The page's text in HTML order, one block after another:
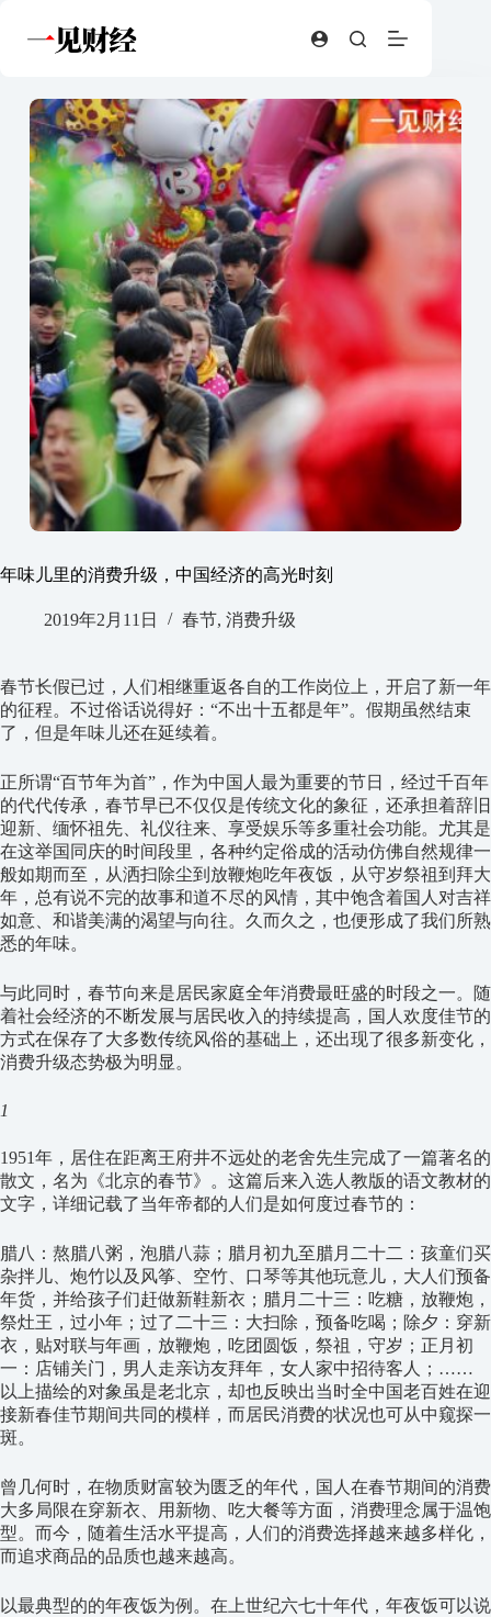
年味儿里的消费升级，中国经济的高光时刻
2019年2月11日 春节, 消费升级
春节长假已过，人们相继重返各自的工作岗位上，开启了新一年
的征程。不过俗话说得好：“不出十五都是年”。假期虽然结束
了，但是年味儿还在延续着。
正所谓“百节年为首”，作为中国人最为重要的节日，经过千百年
的代代传承，春节早已不仅仅是传统文化的象征，还承担着辞旧
迎新、缅怀祖先、礼仪往来、享受娱乐等多重社会功能。尤其是
在这举国同庆的时间段里，各种约定俗成的活动仿佛自然规律一
般如期而至，从洒扫除尘到放鞭炮吃年夜饭，从守岁祭祖到拜大
年，总有说不完的故事和道不尽的风情，其中饱含着国人对吉祥
如意、和谐美满的渴望与向往。久而久之，也便形成了我们所熟
悉的年味。
与此同时，春节向来是居民家庭全年消费最旺盛的时段之一。随
着社会经济的不断发展与居民收入的持续提高，国人欢度佳节的
方式在保存了大多数传统风俗的基础上，还出现了很多新变化，
消费升级态势极为明显。
1
1951年，居住在距离王府井不远处的老舍先生完成了一篇著名的
散文，名为《北京的春节》。这篇后来入选人教版的语文教材的
文字，详细记载了当年帝都的人们是如何度过春节的：
腊八：熬腊八粥，泡腊八蒜；腊月初九至腊月二十二：孩童们买
杂拌儿、炮竹以及风筝、空竹、口琴等其他玩意儿，大人们预备
年货，并给孩子们赶做新鞋新衣；腊月二十三：吃糖，放鞭炮，
祭灶王，过小年；过了二十三：大扫除，预备吃喝；除夕：穿新
衣，贴对联与年画，放鞭炮，吃团圆饭，祭祖，守岁；正月初
一：店铺关门，男人走亲访友拜年，女人家中招待客人；……
以上描绘的对象虽是老北京，却也反映出当时全中国老百姓在迎
接新春佳节期间共同的模样，而居民消费的状况也可从中窥探一
斑。
曾几何时，在物质财富较为匮乏的年代，国人在春节期间的消费
大多局限在穿新衣、用新物、吃大餐等方面，消费理念属于温饱
型。而今，随着生活水平提高，人们的消费选择越来越多样化，
而追求商品的品质也越来越高。
以最典型的的年夜饭为例。在上世纪六七十年代，年夜饭可以说